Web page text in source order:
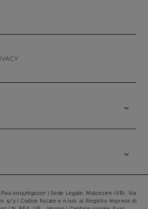
00157690207 | Sede Legale: Malcesine (VR), Via
5/3 | Codice fiscale e n.iscr. al Registro Imprese di